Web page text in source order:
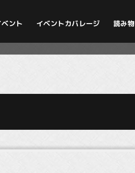
ベント イベントカバレージ 読み物